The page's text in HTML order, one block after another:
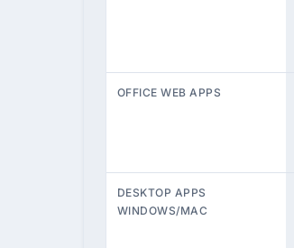
OFFICE WEB APPS
DESKTOP APPS
WINDOWS/MAC